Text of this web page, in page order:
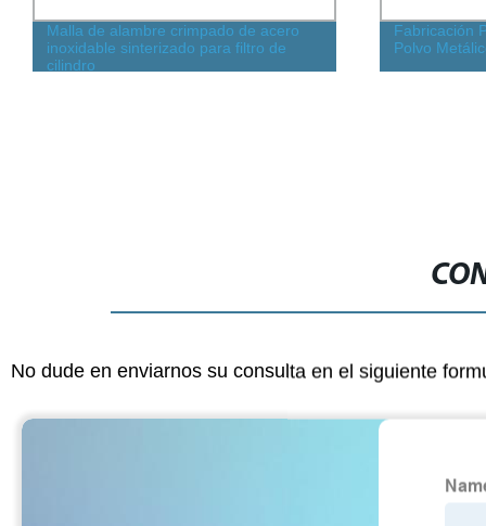
Malla de alambre crimpado de acero
inoxidable sinterizado para filtro de
cilindro
Fabricación
Polvo
No dude en enviarnos su consulta en el siguiente